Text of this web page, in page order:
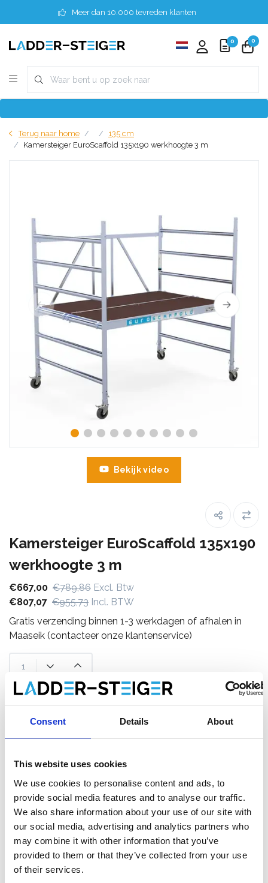
Consent Details About
This website uses cookies
We use cookies to personalise content and ads, to
provide social media features and to analyse our traffic.
We also share information about your use of our site with
our social media, advertising and analytics partners who
may combine it with other information that you’ve
provided to them or that they’ve collected from your use
of their services.
Meer dan 10.000 tevreden klanten
0 0
Terug naar home
135 cm
Kamersteiger EuroScaffold 135x190 werkhoogte 3 m
Bekijk video
Kamersteiger EuroScaffold 135x190
werkhoogte 3 m
€667,00 €789,86 Excl. Btw
€807,07 €955,73 Incl. BTW
Gratis verzending binnen 1-3 werkdagen of afhalen in
Maaseik (contacteer onze klantenservice)
Toevoegen aan winkelwagen
Opslaan in favorieten
Product informatie Vergelijkbare producten